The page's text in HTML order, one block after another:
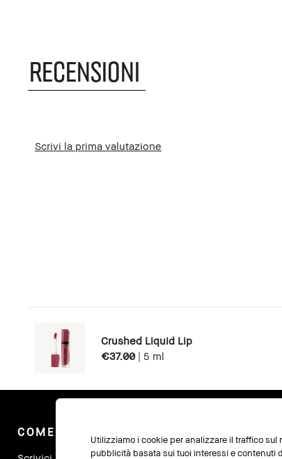
RECENSIONI
Scrivi la prima valutazione
Crushed Liquid Lip
€37.00 | 5 ml
COME POSSIAMO AIUTARTI?
Utilizziamo i cookie per analizzare il traffico
pubblicità basata sui tuoi interessi e contenuti